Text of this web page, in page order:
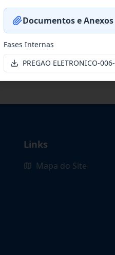
Contratação De Empresa
de383 registros
Links
Mapa do Site
Documentos e Anexos
Fases Internas
PREGAO ELETRONICO-